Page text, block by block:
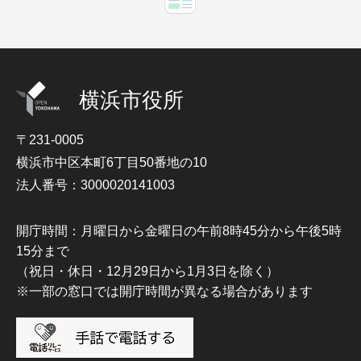
横浜市役所
〒231-0005
横浜市中区本町6丁目50番地の10
法人番号：3000020141003
開庁時間：月曜日から金曜日の午前8時45分から午後5時
15分まで
（祝日・休日・12月29日から1月3日を除く）
※一部の窓口では開庁時間が異なる場合があります